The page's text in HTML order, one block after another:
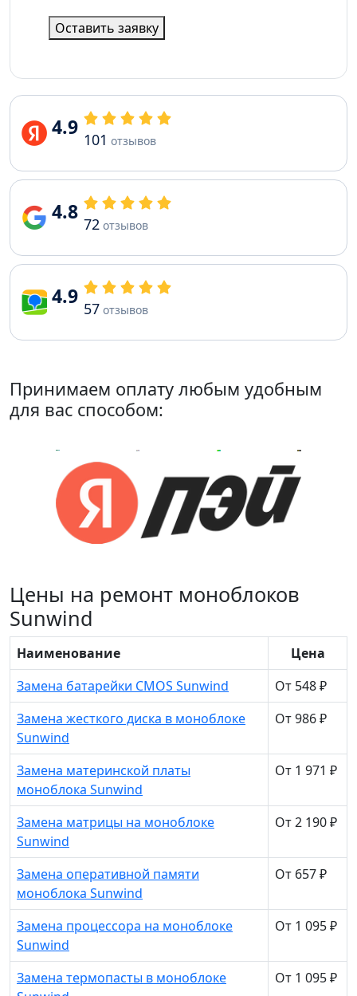
Оставить заявку
4.9 101 отзывов
4.8 72 отзывов
4.9 57 отзывов
Принимаем оплату любым удобным
для вас способом:
Цены на ремонт моноблоков
Sunwind
Наименование
Цена
Замена батарейки CMOS Sunwind
От 548 ₽
Замена жесткого диска в моноблоке
Sunwind
От 986 ₽
Замена материнской платы
моноблока Sunwind
От 1 971 ₽
Замена матрицы на моноблоке
Sunwind
От 2 190 ₽
Замена оперативной памяти
моноблока Sunwind
От 657 ₽
Замена процессора на моноблоке
Sunwind
От 1 095 ₽
Замена термопасты в моноблоке
От 1 095 ₽